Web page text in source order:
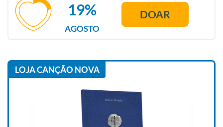
AGOSTO
19% DOAR
LOJA CANÇÃO NOVA